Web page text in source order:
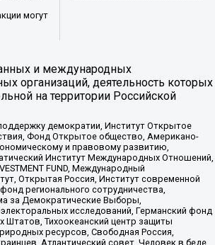
могут
и международных
организаций, деятельность которых
на территории Российской
демократии, Институт Открытое
Фонд Открытое общество, Американо-
и правовому развитию,
Институт Международных Отношений,
FUND, Международный
Открытая Россия, Институт современной
регионального сотрудничества,
за Демократические Выборы,
исследований, Германский фонд
Тихоокеанский центр защиты
ресурсов, Свободная Россия,
Атлантический совет, Человек в беде,